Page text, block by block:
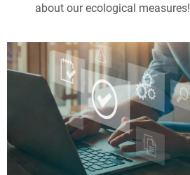
about our ecological measures!